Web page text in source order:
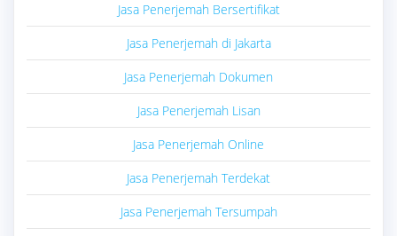
Jasa Penerjemah Bersertifikat
Jasa Penerjemah di Jakarta
Jasa Penerjemah Dokumen
Jasa Penerjemah Lisan
Jasa Penerjemah Online
Jasa Penerjemah Terdekat
Jasa Penerjemah Tersumpah